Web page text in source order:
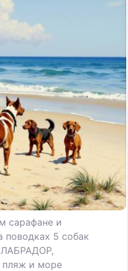
сарафане и
пляж и море